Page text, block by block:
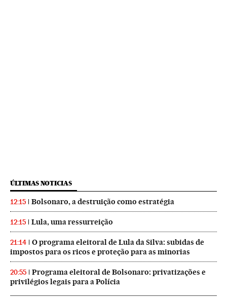
ÚLTIMAS NOTICIAS
12:15 Bolsonaro, a destruição como estratégia
12:15 Lula, uma ressurreição
21:14
O programa eleitoral de Lula da Silva: subidas de
impostos para os ricos e proteção para as minorias
20:55
Programa eleitoral de Bolsonaro: privatizações e
privilégios legais para a Polícia